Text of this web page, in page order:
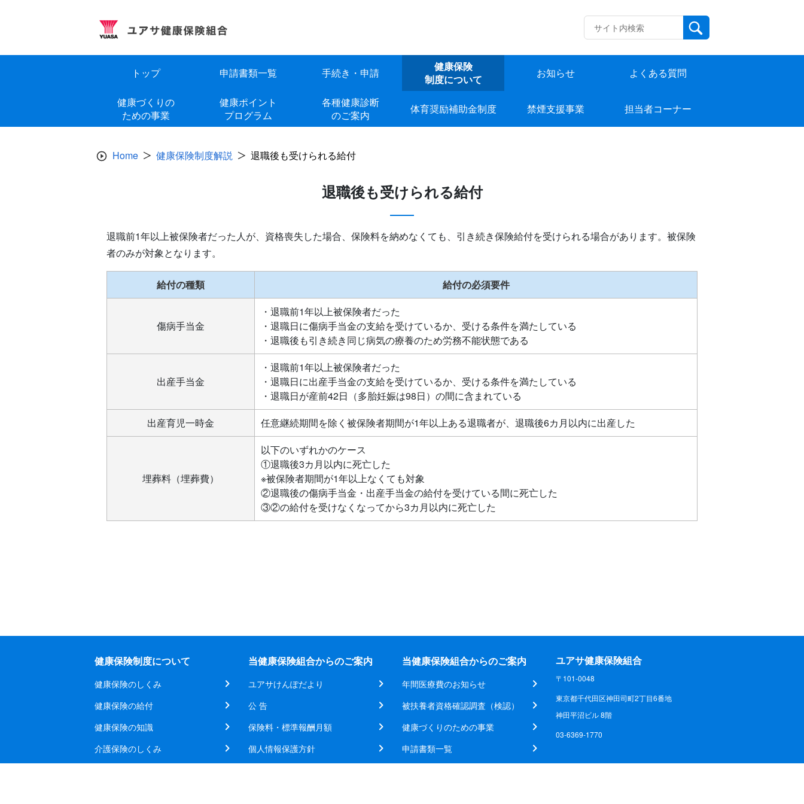
トップ 申請書類一覧 手続き・申請
健康保険
制度について
お知らせ よくある質問
健康づくりの
ための事業
健康ポイント
プログラム
各種健康診断
のご案内
体育奨励補助金制度 禁煙支援事業 担当者コーナー
Home 健康保険制度解説 退職後も受けられる給付
退職後も受けられる給付
退職前1年以上被保険者だった人が、資格喪失した場合、保険料を納めなくても、引き続き保険給付を受けられる場合があります。被保険
者のみが対象となります。
給付の種類 給付の必須要件
傷病手当金
・退職前1年以上被保険者だった
・退職日に傷病手当金の支給を受けているか、受ける条件を満たしている
・退職後も引き続き同じ病気の療養のため労務不能状態である
出産手当金
・退職前1年以上被保険者だった
・退職日に出産手当金の支給を受けているか、受ける条件を満たしている
・退職日が産前42日（多胎妊娠は98日）の間に含まれている
出産育児一時金
任意継続期間を除く被保険者期間が1年以上ある退職者が、退職後6カ月以内に出産した
埋葬料（埋葬費）
以下のいずれかのケース
①退職後3カ月以内に死亡した
※被保険者期間が1年以上なくても対象
②退職後の傷病手当金・出産手当金の給付を受けている間に死亡した
③②の給付を受けなくなってから3カ月以内に死亡した
健康保険制度について
健康保険のしくみ
健康保険の給付
健康保険の知識
介護保険のしくみ
当健康保険組合からのご案内
ユアサけんぽだより
公 告
保険料・標準報酬月額
個人情報保護方針
当健康保険組合からのご案内
年間医療費のお知らせ
被扶養者資格確認調査（検認）
健康づくりのための事業
申請書類一覧
ユアサ健康保険組合
〒101-0048
東京都千代田区神田司町2丁目6番地
神田平沼ビル 8階
03-6369-1770